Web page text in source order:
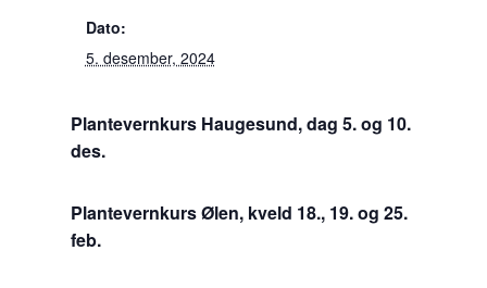
Dato:
5. desember, 2024
Plantevernkurs Haugesund, dag 5. og 10.
des.
Plantevernkurs Ølen, kveld 18., 19. og 25.
feb.